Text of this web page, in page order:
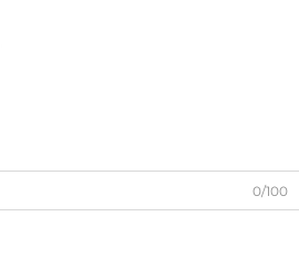
0/100